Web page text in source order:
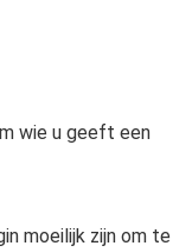
wie u geeft een
moeilijk zijn om te